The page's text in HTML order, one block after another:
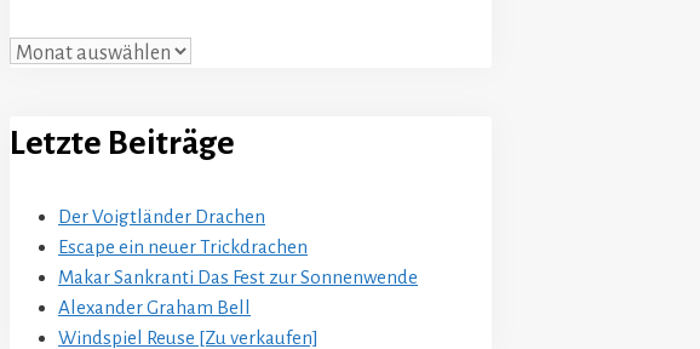
Beitragsarchiv
Letzte Beiträge
Der Voigtländer Drachen
Escape ein neuer Trickdrachen
Makar Sankranti Das Fest zur Sonnenwende
Alexander Graham Bell
Windspiel Reuse [Zu verkaufen]